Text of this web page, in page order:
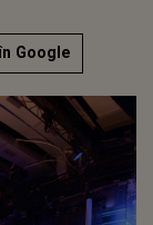
Google